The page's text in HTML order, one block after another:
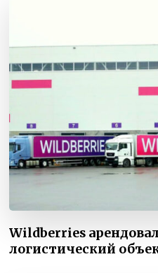
Wildberries
логистический